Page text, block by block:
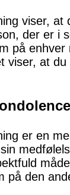
viser, at
der er i
på enhver
viser, at
er en
på den